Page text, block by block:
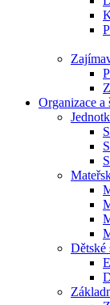
Organizace a
Dětské